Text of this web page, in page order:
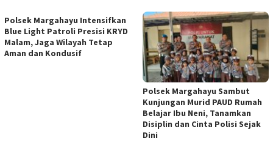
Polsek Margahayu Intensifkan
Blue Light Patroli Presisi KRYD
Malam, Jaga Wilayah Tetap
Aman dan Kondusif
Polsek Margahayu Sambut
Kunjungan Murid PAUD Rumah
Belajar Ibu Neni, Tanamkan
Disiplin dan Cinta Polisi Sejak
Dini